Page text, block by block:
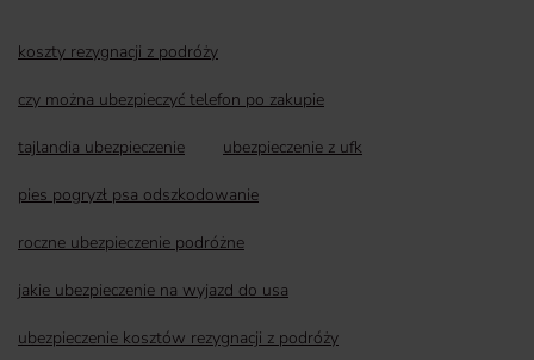
koszty rezygnacji z podróży
czy można ubezpieczyć telefon po zakupie
tajlandia ubezpieczenie ubezpieczenie z ufk
pies pogryzł psa odszkodowanie
roczne ubezpieczenie podróżne
jakie ubezpieczenie na wyjazd do usa
ubezpieczenie kosztów rezygnacji z podróży